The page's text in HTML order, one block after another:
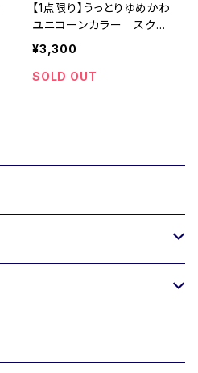
【1点限り】うっとりゆめかわ
ユニコーンカラー スクエ
アミニアート (10cm × 10c
m)
¥3,300
SOLD OUT